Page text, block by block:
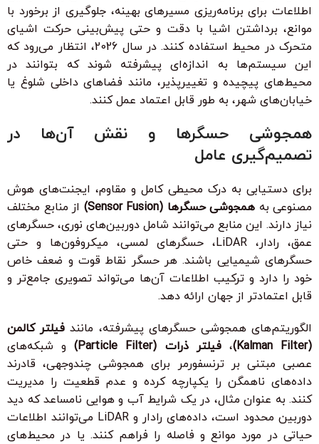
اطلاعات برای برنامه‌ریزی مسیرهای بهینه، جلوگیری از برخورد با
موانع، برداشتن اشیا با دقت و حتی پیش‌بینی حرکت اشیای
متحرک در محیط استفاده کنند. در سال 2026، انتظار می‌رود که
این سیستم‌ها به اندازه‌ای پیشرفته شوند که بتوانند در
محیط‌های پیچیده و تغییرپذیر، مانند فضاهای داخلی شلوغ یا
خیابان‌های شهر، به طور قابل اعتماد عمل کنند.
همجوشی حسگرها و نقش آن‌ها در
تصمیم‌گیری عامل
برای دستیابی به درک محیطی کامل و مقاوم، ایجنت‌های هوش
مصنوعی به همجوشی حسگرها (Sensor Fusion)
از منابع مختلف
نیاز دارند. این منابع می‌توانند شامل دوربین‌های نوری، حسگرهای
عمق، رادار، LiDAR، حسگرهای لمسی، میکروفون‌ها و حتی
حسگرهای شیمیایی باشند. هر حسگر نقاط قوت و ضعف خاص
خود را دارد و ترکیب اطلاعات آن‌ها می‌تواند تصویری جامع‌تر و
قابل اعتمادتر از جهان ارائه دهد.
الگوریتم‌های همجوشی حسگرهای پیشرفته، مانند فیلتر کالمن
(Kalman Filter)
،فیلتر ذرات (Particle Filter)
و شبکه‌های
عصبی مبتنی بر ترنسفورمر برای همجوشی چندوجهی، قادرند
داده‌های ناهمگن را یکپارچه کرده و عدم قطعیت را مدیریت
کنند. به عنوان مثال، در یک شرایط آب و هوایی نامساعد که دید
دوربین محدود است، داده‌های رادار و LiDAR می‌توانند اطلاعات
حیاتی در مورد موانع و فاصله را فراهم کنند. یا در محیط‌های